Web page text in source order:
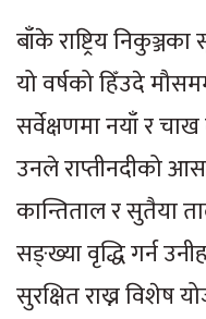
बाँके राष्ट्रिय
यो वर्षको हिँउदे
सर्वेक्षणमा नयाँ र
उनले राप्तीनदीको
कान्तिताल र सुतैया
सङ्ख्या वृद्धि गर्न
सुरक्षित राख्न विशेष